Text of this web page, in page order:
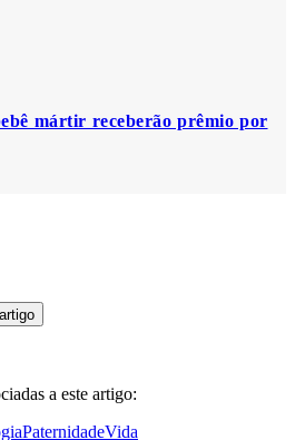
mártir receberão prêmio por
a este artigo:
PaternidadeVida